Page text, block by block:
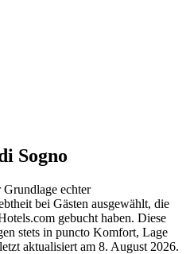
Sogno
echter
bei Gästen ausgewählt, die
gebucht haben. Diese
stets in puncto Komfort, Lage
aktualisiert am 8. August 2026.